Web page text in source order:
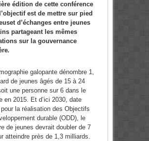
édition de cette conférence
est de mettre sur pied
d’échanges entre jeunes
partageant les mêmes
sur la gouvernance
.
galopante dénombre 1,
de jeunes âgés de 15 à 24
une personne sur 6 dans le
en 2015. Et d’ici 2030, date
pour la réalisation des Objectifs
durable (ODD), le
de jeunes devrait doubler de 7
atteindre près de 1,3 milliards.